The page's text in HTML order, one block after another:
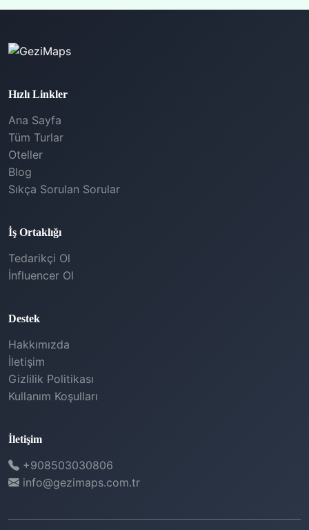
Hızlı Linkler
Ana Sayfa
Tüm Turlar
Oteller
Blog
Sıkça Sorulan Sorular
İş Ortaklığı
Tedarikçi Ol
İnfluencer Ol
Destek
Hakkımızda
İletişim
Gizlilik Politikası
Kullanım Koşulları
İletişim
+908503030806
info@gezimaps.com.tr